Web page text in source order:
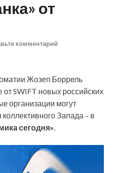
от
комментарий
Жозеп Боррель
SWIFT новых российских
организации могут
Запада – в
сегодня».